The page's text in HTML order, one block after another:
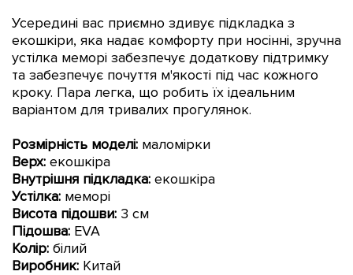
Усередині вас приємно здивує підкладка з
екошкіри, яка надає комфорту при носінні, зручна
устілка меморі забезпечує додаткову підтримку
та забезпечує почуття м'якості під час кожного
кроку. Пара легка, що робить їх ідеальним
варіантом для тривалих прогулянок.
Розмірність моделі: маломірки
Верх: екошкіра
Внутрішня підкладка: екошкіра
Устілка: меморі
Висота підошви: 3 см
Підошва: EVA
Колір: білий
Виробник: Китай